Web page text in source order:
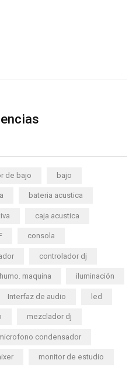
de bajo bajo
bateria acustica
caja acustica
consola
controlador dj
humo. maquina iluminación
Interfaz de audio led
mezclador dj
condensador
monitor de estudio